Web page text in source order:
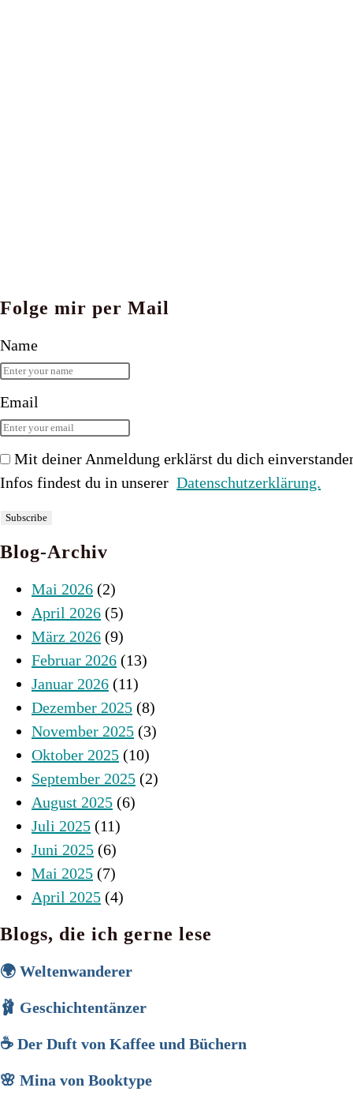
Folge mir per Mail
Name
Email
Mit deiner Anmeldung erklärst du dich
Infos findest du in unserer Datenschutzerklärung.
Blog-Archiv
Mai 2026 (2)
April 2026 (5)
März 2026 (9)
Februar 2026 (13)
Januar 2026 (11)
Dezember 2025 (8)
November 2025 (3)
Oktober 2025 (10)
September 2025 (2)
August 2025 (6)
Juli 2025 (11)
Juni 2025 (6)
Mai 2025 (7)
April 2025 (4)
Blogs, die ich gerne lese
🌍 Weltenwanderer
🩰 Geschichtentänzer
☕ Der Duft von Kaffee und Büchern
🌸 Mina von Booktype